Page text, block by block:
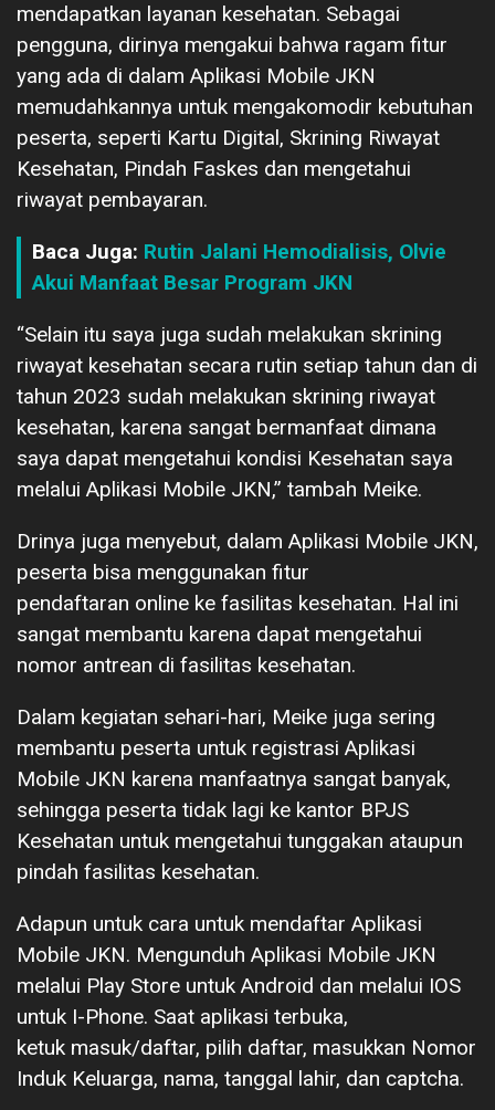
mendapatkan layanan kesehatan. Sebagai
pengguna, dirinya mengakui bahwa ragam fitur
yang ada di dalam Aplikasi Mobile JKN
memudahkannya untuk mengakomodir kebutuhan
peserta, seperti Kartu Digital, Skrining Riwayat
Kesehatan, Pindah Faskes dan mengetahui
riwayat pembayaran.
Baca Juga: Rutin Jalani Hemodialisis, Olvie
Akui Manfaat Besar Program JKN
“Selain itu saya juga sudah melakukan skrining
riwayat kesehatan secara rutin setiap tahun dan di
tahun 2023 sudah melakukan skrining riwayat
kesehatan, karena sangat bermanfaat dimana
saya dapat mengetahui kondisi Kesehatan saya
melalui Aplikasi Mobile JKN,” tambah Meike.
Drinya juga menyebut, dalam Aplikasi Mobile JKN,
peserta bisa menggunakan fitur
pendaftaran online ke fasilitas kesehatan. Hal ini
sangat membantu karena dapat mengetahui
nomor antrean di fasilitas kesehatan.
Dalam kegiatan sehari-hari, Meike juga sering
membantu peserta untuk registrasi Aplikasi
Mobile JKN karena manfaatnya sangat banyak,
sehingga peserta tidak lagi ke kantor BPJS
Kesehatan untuk mengetahui tunggakan ataupun
pindah fasilitas kesehatan.
Adapun untuk cara untuk mendaftar Aplikasi
Mobile JKN. Mengunduh Aplikasi Mobile JKN
melalui Play Store untuk Android dan melalui IOS
untuk I-Phone. Saat aplikasi terbuka,
ketuk masuk/daftar, pilih daftar, masukkan Nomor
Induk Keluarga, nama, tanggal lahir, dan captcha.